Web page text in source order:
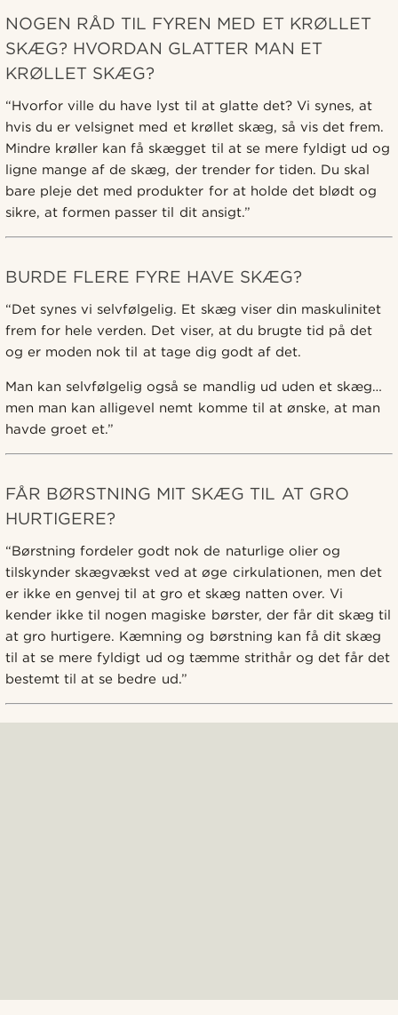
NOGEN RÅD TIL FYREN MED ET KRØLLET
SKÆG? HVORDAN GLATTER MAN ET
KRØLLET SKÆG?
“Hvorfor ville du have lyst til at glatte det? Vi synes, at
hvis du er velsignet med et krøllet skæg, så vis det frem.
Mindre krøller kan få skægget til at se mere fyldigt ud og
ligne mange af de skæg, der trender for tiden. Du skal
bare pleje det med produkter for at holde det blødt og
sikre, at formen passer til dit ansigt.”
BURDE FLERE FYRE HAVE SKÆG?
“Det synes vi selvfølgelig. Et skæg viser din maskulinitet
frem for hele verden. Det viser, at du brugte tid på det
og er moden nok til at tage dig godt af det.
Man kan selvfølgelig også se mandlig ud uden et skæg…
men man kan alligevel nemt komme til at ønske, at man
havde groet et.”
FÅR BØRSTNING MIT SKÆG TIL AT GRO
HURTIGERE?
“Børstning fordeler godt nok de naturlige olier og
tilskynder skægvækst ved at øge cirkulationen, men det
er ikke en genvej til at gro et skæg natten over. Vi
kender ikke til nogen magiske børster, der får dit skæg til
at gro hurtigere. Kæmning og børstning kan få dit skæg
til at se mere fyldigt ud og tæmme strithår og det får det
bestemt til at se bedre ud.”